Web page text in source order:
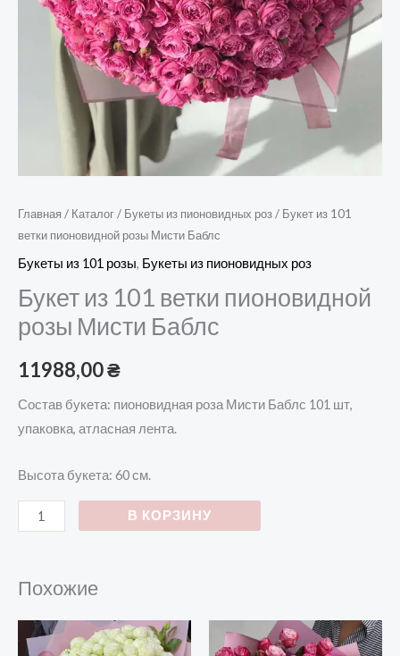
Главная / Каталог/ Букеты из пионовидных роз/ Букет из 101
ветки пионовидной розы Мисти Баблс
Букеты из 101 розы, Букеты из пионовидных роз
Букет из 101 ветки пионовидной
розы Мисти Баблс
11988,00₴
Состав букета: пионовидная роза Мисти Баблс 101 шт,
упаковка, атласная лента.
Высота букета: 60 см.
В КОРЗИНУ
Похожие